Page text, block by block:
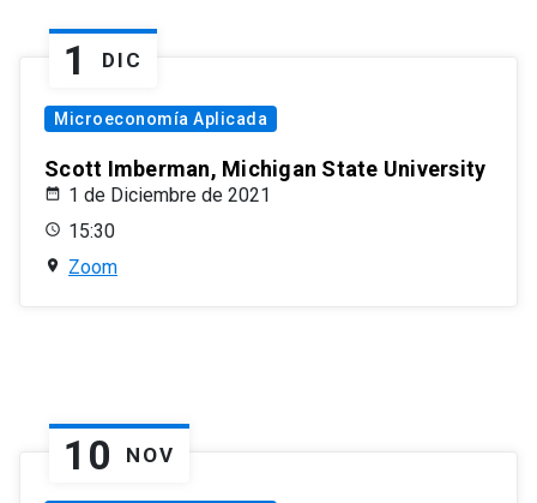
1 DIC
Microeconomía Aplicada
Scott Imberman, Michigan State University
1 de Diciembre de 2021
15:30
Zoom
10 NOV